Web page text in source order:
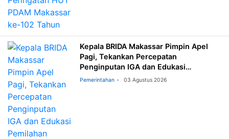
Kepala BRIDA Makassar Pimpin Apel
Pagi, Tekankan Percepatan
Penginputan IGA dan Edukasi
Pemilahan Sampah
Pemerintahan 03 Agustus 2026